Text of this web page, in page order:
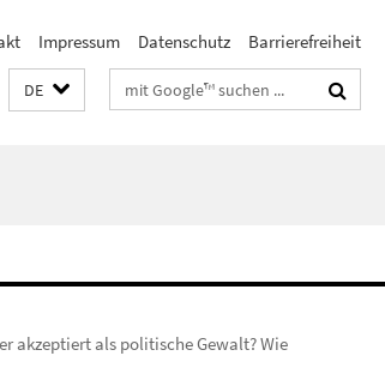
Impressum Datenschutz Barrierefreiheit
DE Suchbegriffe
akzeptiert als politische Gewalt? Wie